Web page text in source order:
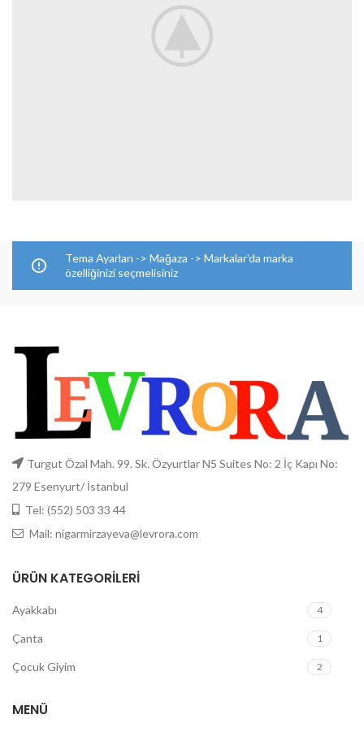
Tema Ayarları -> Mağaza -> Markalar'da marka
özelliğinizi seçmelisiniz
Turgut Özal Mah. 99. Sk. Özyurtlar N5 Suites No: 2 İç Kapı No:
279 Esenyurt/ İstanbul
Tel: (552) 503 33 44
Mail: nigarmirzayeva@levrora.com
ÜRÜN KATEGORILERI
Ayakkabı 4
Çanta 1
Çocuk Giyim 2
MENÜ